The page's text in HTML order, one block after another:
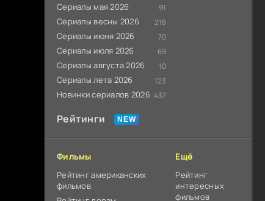
Сериалы мая 2026 91
Сериалы весны 2026 218
Сериалы июня 2026 70
Сериалы июля 2026 69
Сериалы августа 2026 10
Сериалы лета 2026 123
Новинки сериалов 2026 437
Рейтинги
Фильмы
Рейтинг американских
фильмов
Ещё
Рейтинг
интересных
фильмов